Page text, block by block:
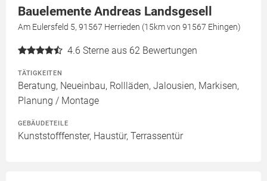
Bauelemente Andreas Landsgesell
Am Eulersfeld 5, 91567 Herrieden (15km von 91567 Ehingen)
4.6 Sterne aus 62 Bewertungen
TÄTIGKEITEN
Beratung, Neueinbau, Rollläden, Jalousien, Markisen,
Planung / Montage
GEBÄUDETEILE
Kunststofffenster, Haustür, Terrassentür